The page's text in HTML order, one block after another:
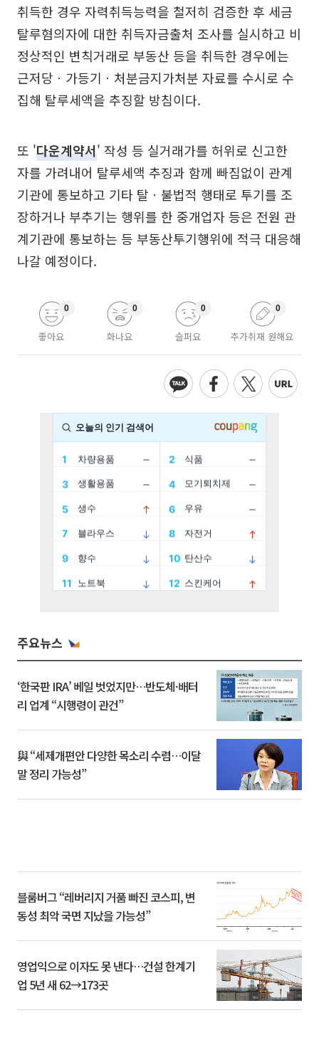
취득한 경우 자력취득능력을 철저히 검증한 후 세금
탈루혐의자에 대한 취득자금출처 조사를 실시하고 비
정상적인 변칙거래로 부동산 등을 취득한 경우에는
근저당ㆍ가등기ㆍ처분금지가처분 자료를 수시로 수
집해 탈루세액을 추징할 방침이다.
또 '다운계약서' 작성 등 실거래가를 허위로 신고한
자를 가려내어 탈루세액 추징과 함께 빠짐없이 관계
기관에 통보하고 기타 탈ㆍ불법적 행태로 투기를 조
장하거나 부추기는 행위를 한 중개업자 등은 전원 관
계기관에 통보하는 등 부동산투기행위에 적극 대응해
나갈 예정이다.
좋아요
0
화나요
0
슬퍼요
0
추가취재 원해요
0
주요뉴스
‘한국판 IRA’ 베일 벗었지만…반도체·배터
리 업계 “시행령이 관건”
與 “세제개편안 다양한 목소리 수렴…이달
말 정리 가능성”
블룸버그 “레버리지 거품 빠진 코스피, 변
동성 최악 국면 지났을 가능성”
영업익으로 이자도 못 낸다…건설 한계기
업 5년 새 62→173곳